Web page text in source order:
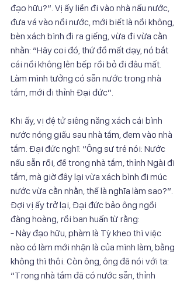
đạo hữu?”. Vị ấy liền đi vào nhà nấu nước,
đưa vá vào nồi nước, mới biết là nồi không,
bèn xách bình đi ra giếng, vừa đi vừa cằn
nhằn: “Hãy coi đó, thứ đồ mất dạy, nó bắt
cái nồi không lên bếp rồi bỏ đi đâu mất.
Làm mình tưởng có sẵn nước trong nhà
tắm, mới đi thỉnh Đại đức”.
Khi ấy, vị đệ tử siêng năng xách cái bình
nước nóng giấu sau nhà tắm, đem vào nhà
tắm. Đại đức nghĩ: “Ông sư trẻ nói: Nước
nấu sẵn rồi, để trong nhà tắm, thỉnh Ngài đi
tắm, mà giờ đây lại vừa xách bình đi múc
nước vừa cằn nhằn, thế là nghĩa làm sao?”.
Đợi vị ấy trở lại, Đại đức bảo ông ngồi
đàng hoàng, rồi ban huấn từ rằng:
- Này đạo hữu, phàm là Tỳ kheo thì việc
nào có làm mới nhận là của mình làm, bằng
không thì thôi. Còn ông, ông đã nói với ta:
“Trong nhà tắm đã có nước sẵn, thỉnh